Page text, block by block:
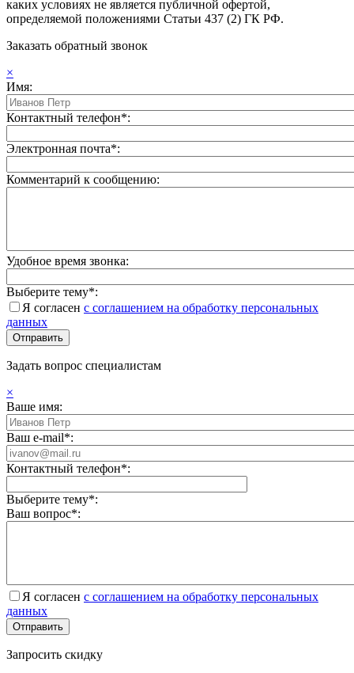
каких условиях не является публичной офертой,
определяемой положениями Статьи 437 (2) ГК РФ.
Заказать обратный звонок
×
Имя:
Контактный телефон*:
Электронная почта*:
Комментарий к сообщению:
Удобное время звонка:
Выберите тему*:
Я согласен с соглашением на обработку персональных
данных
Задать вопрос специалистам
×
Ваше имя:
Ваш e-mail*:
Контактный телефон*:
Выберите тему*:
Ваш вопрос*:
Я согласен с соглашением на обработку персональных
данных
Запросить скидку